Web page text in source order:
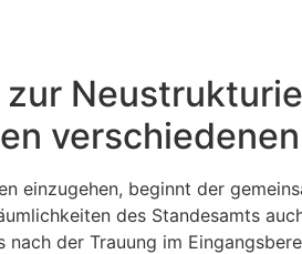
einzugehen, beginnt der
des Standesamts
der Trauung im